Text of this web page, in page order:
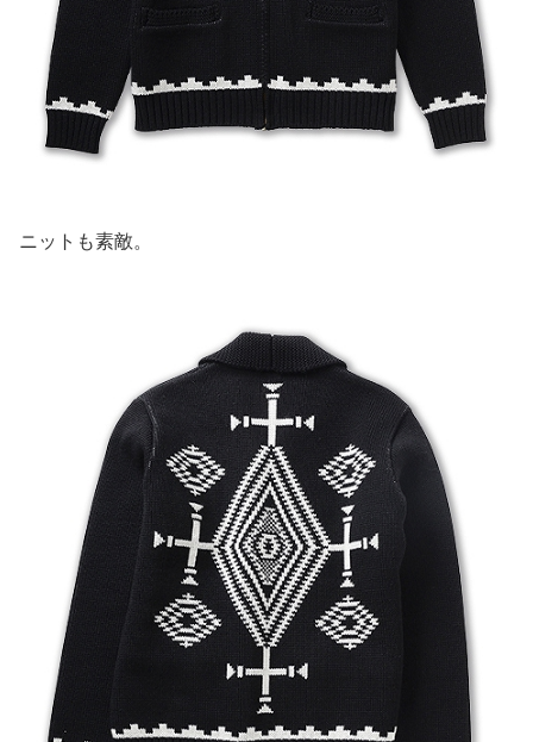
ニットも素敵。